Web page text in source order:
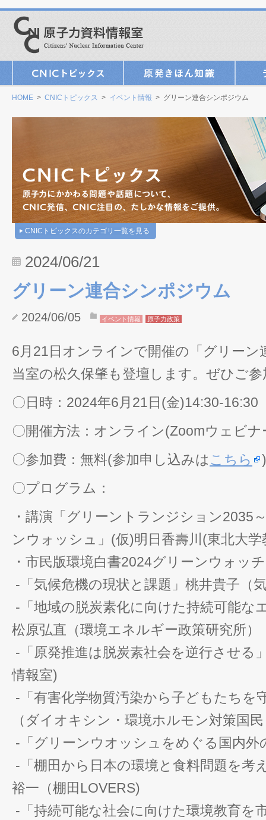
HOME > CNICトピックス > イベント情報 > グリーン連合シンポジウム
CNICトピックスのカテゴリ一覧を見る
2024/06/21
グリーン連合シンポジウム
2024/06/05 イベント情報 原子力政策
6月21日オンラインで開催の「グリー
当室の松久保肇も登壇します。ぜひご
〇日時：2024年6月21日(金)14:30-16:30
〇開催方法：オンライン(Zoomウェビナ
〇参加費：無料(参加申し込みはこちら
)
〇プログラム：
・講演「グリーントランジション2035
ンウォッシュ」(仮)明日香壽川(東北大学
・市民版環境白書2024グリーンウォッ
-「気候危機の現状と課題」桃井貴子（
-「地域の脱炭素化に向けた持続可能な
松原弘直（環境エネルギー政策研究所）
-「原発推進は脱炭素社会を逆行させる
情報室)
-「有害化学物質汚染から子どもたちを
（ダイオキシン・環境ホルモン対策国
-「グリーンウオッシュをめぐる国内外
-「棚田から日本の環境と食料問題を考
裕一（棚田LOVERS)
-「持続可能な社会に向けた環境教育を